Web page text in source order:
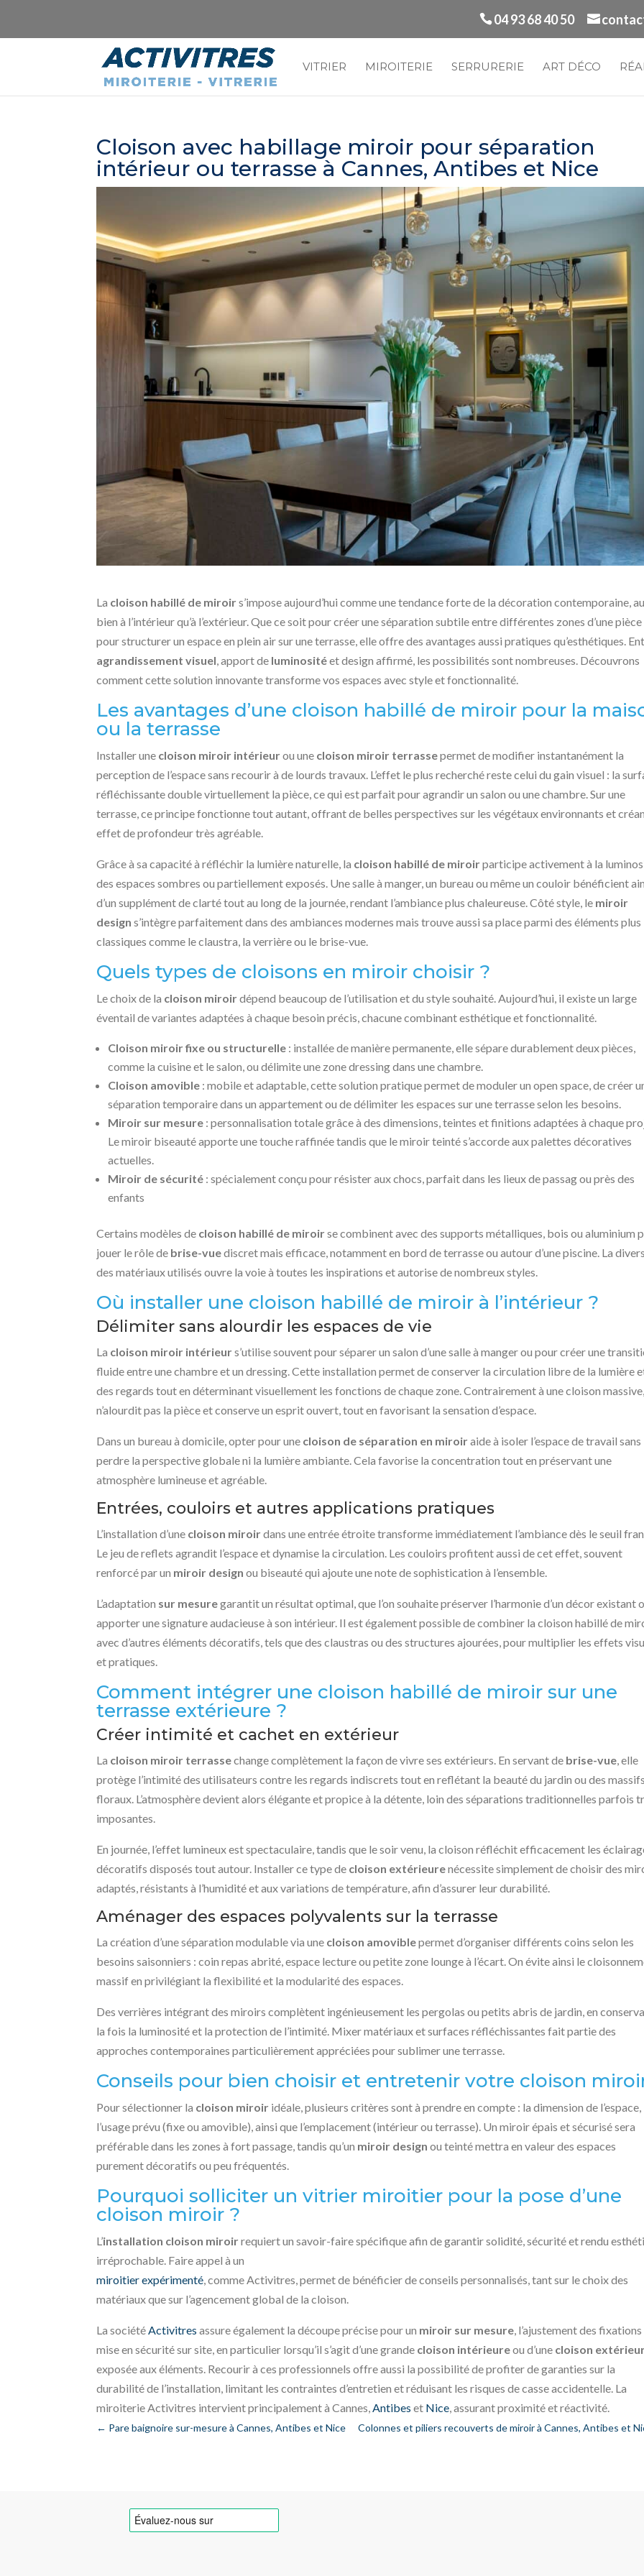
04 93 68 40 50
VITRIER MIROITERIE SERRURERIE ART DÉCO
Cloison avec habillage miroir pour séparation
intérieur ou terrasse à Cannes, Antibes et Nice
La cloison habillé de miroirs’impose aujourd’hui comme une tendance forte de la décoration contemporaine,
bien à l’intérieur qu’à l’extérieur. Que ce soit pour créer une séparation subtile entre différentes zones d’une pièce
pour structurer un espace en plein air sur une terrasse, elle offre des avantages aussi pratiques qu’esthétiques.
agrandissement visuel, apport de luminositéet design affirmé, les possibilités sont nombreuses. Découvrons
comment cette solution innovante transforme vos espaces avec style et fonctionnalité.
Les avantages d’une cloison habillé de miroir pour la
ou la terrasse
Installer une cloison miroir intérieurou une cloison miroir terrassepermet de modifier instantanément la
perception de l’espace sans recourir à de lourds travaux. L’effet le plus recherché reste celui du gain visuel : la
réfléchissante double virtuellement la pièce, ce qui est parfait pour agrandir un salon ou une chambre. Sur une
terrasse, ce principe fonctionne tout autant, offrant de belles perspectives sur les végétaux environnants et
effet de profondeur très agréable.
Grâce à sa capacité à réfléchir la lumière naturelle, la cloison habillé de miroirparticipe activement à la
des espaces sombres ou partiellement exposés. Une salle à manger, un bureau ou même un couloir bénéficient
d’un supplément de clarté tout au long de la journée, rendant l’ambiance plus chaleureuse. Côté style, le miroir
design s’intègre parfaitement dans des ambiances modernes mais trouve aussi sa place parmi des éléments plus
classiques comme le claustra, la verrière ou le brise-vue.
Quels types de cloisons en miroir choisir ?
Le choix de la cloison miroirdépend beaucoup de l’utilisation et du style souhaité. Aujourd’hui, il existe un large
éventail de variantes adaptées à chaque besoin précis, chacune combinant esthétique et fonctionnalité.
Cloison miroir fixe ou structurelle : installée de manière permanente, elle sépare durablement deux pièces,
comme la cuisine et le salon, ou délimite une zone dressing dans une chambre.
Cloison amovible : mobile et adaptable, cette solution pratique permet de moduler un open space, de créer
séparation temporaire dans un appartement ou de délimiter les espaces sur une terrasse selon les besoins.
Miroir sur mesure : personnalisation totale grâce à des dimensions, teintes et finitions adaptées à chaque
Le miroir biseauté apporte une touche raffinée tandis que le miroir teinté s’accorde aux palettes décoratives
actuelles.
Miroir de sécurité : spécialement conçu pour résister aux chocs, parfait dans les lieux de passag ou près des
enfants
Certains modèles de cloison habillé de miroirse combinent avec des supports métalliques, bois ou aluminium
jouer le rôle de brise-vuediscret mais efficace, notamment en bord de terrasse ou autour d’une piscine. La
des matériaux utilisés ouvre la voie à toutes les inspirations et autorise de nombreux styles.
Où installer une cloison habillé de miroir à l’intérieur ?
Délimiter sans alourdir les espaces de vie
La cloison miroir intérieurs’utilise souvent pour séparer un salon d’une salle à manger ou pour créer une
fluide entre une chambre et un dressing. Cette installation permet de conserver la circulation libre de la lumière
des regards tout en déterminant visuellement les fonctions de chaque zone. Contrairement à une cloison
n’alourdit pas la pièce et conserve un esprit ouvert, tout en favorisant la sensation d’espace.
Dans un bureau à domicile, opter pour une cloison de séparation en miroiraide à isoler l’espace de travail sans
perdre la perspective globale ni la lumière ambiante. Cela favorise la concentration tout en préservant une
atmosphère lumineuse et agréable.
Entrées, couloirs et autres applications pratiques
L’installation d’une cloison miroirdans une entrée étroite transforme immédiatement l’ambiance dès le seuil
Le jeu de reflets agrandit l’espace et dynamise la circulation. Les couloirs profitent aussi de cet effet, souvent
renforcé par un miroir design ou biseauté qui ajoute une note de sophistication à l’ensemble.
L’adaptation sur mesuregarantit un résultat optimal, que l’on souhaite préserver l’harmonie d’un décor existant
apporter une signature audacieuse à son intérieur. Il est également possible de combiner la cloison habillé de
avec d’autres éléments décoratifs, tels que des claustras ou des structures ajourées, pour multiplier les effets
et pratiques.
Comment intégrer une cloison habillé de miroir sur une
terrasse extérieure ?
Créer intimité et cachet en extérieur
La cloison miroir terrassechange complètement la façon de vivre ses extérieurs. En servant de brise-vue, elle
protège l’intimité des utilisateurs contre les regards indiscrets tout en reflétant la beauté du jardin ou des massifs
floraux. L’atmosphère devient alors élégante et propice à la détente, loin des séparations traditionnelles parfois
imposantes.
En journée, l’effet lumineux est spectaculaire, tandis que le soir venu, la cloison réfléchit efficacement les
décoratifs disposés tout autour. Installer ce type de cloison extérieurenécessite simplement de choisir des
adaptés, résistants à l’humidité et aux variations de température, afin d’assurer leur durabilité.
Aménager des espaces polyvalents sur la terrasse
La création d’une séparation modulable via une cloison amoviblepermet d’organiser différents coins selon les
besoins saisonniers : coin repas abrité, espace lecture ou petite zone lounge à l’écart. On évite ainsi le
massif en privilégiant la flexibilité et la modularité des espaces.
Des verrières intégrant des miroirs complètent ingénieusement les pergolas ou petits abris de jardin, en
la fois la luminosité et la protection de l’intimité. Mixer matériaux et surfaces réfléchissantes fait partie des
approches contemporaines particulièrement appréciées pour sublimer une terrasse.
Conseils pour bien choisir et entretenir votre cloison
Pour sélectionner la cloison miroir idéale, plusieurs critères sont à prendre en compte : la dimension de l’espace,
l’usage prévu (fixe ou amovible), ainsi que l’emplacement (intérieur ou terrasse). Un miroir épais et sécurisé sera
préférable dans les zones à fort passage, tandis qu’un miroir design ou teinté mettra en valeur des espaces
purement décoratifs ou peu fréquentés.
Pourquoi solliciter un vitrier miroitier pour la pose d’une
cloison miroir ?
L’installation cloison miroirrequiert un savoir-faire spécifique afin de garantir solidité, sécurité et rendu
irréprochable. Faire appel à un
miroitier expérimenté, comme Activitres, permet de bénéficier de conseils personnalisés, tant sur le choix des
matériaux que sur l’agencement global de la cloison.
La sociétéActivitres assure également la découpe précise pour un miroir sur mesure, l’ajustement des fixations
mise en sécurité sur site, en particulier lorsqu’il s’agit d’une grande cloison intérieureou d’une cloison
exposée aux éléments. Recourir à ces professionnels offre aussi la possibilité de profiter de garanties sur la
durabilité de l’installation, limitant les contraintes d’entretien et réduisant les risques de casse accidentelle. La
miroiterie Activitres intervient principalement à Cannes,Antibes et Nice, assurant proximité et réactivité.
← Pare baignoire sur-mesure à Cannes, Antibes et Nice Colonnes et piliers recouverts de miroir à Cannes, Antibes et